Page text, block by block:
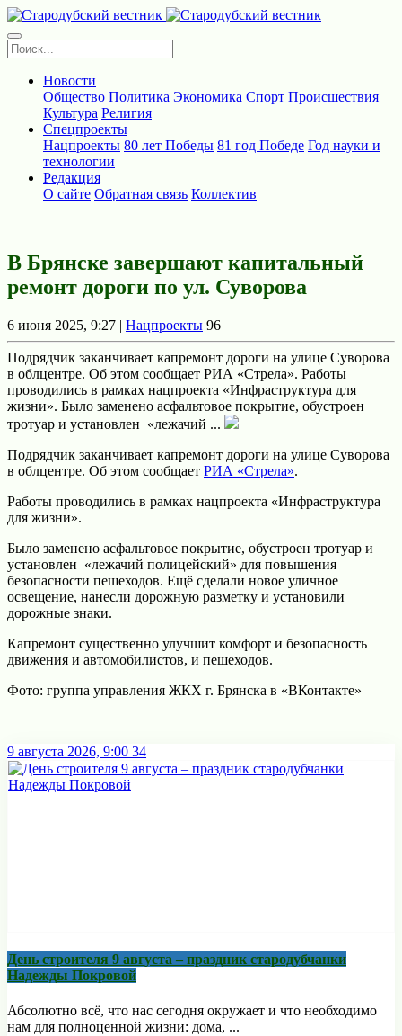
Новости
Общество Политика Экономика Спорт Происшествия
Культура Религия
Спецпроекты
Нацпроекты 80 лет Победы 81 год Победе Год науки и
технологии
Редакция
О сайте Обратная связь Коллектив
В Брянске завершают капитальный
ремонт дороги по ул. Суворова
6 июня 2025, 9:27 | Нацпроекты 96
Подрядчик заканчивает капремонт дороги на улице Суворова
в облцентре. Об этом сообщает РИА «Стрела». Работы
проводились в рамках нацпроекта «Инфраструктура для
жизни». Было заменено асфальтовое покрытие, обустроен
тротуар и установлен «лежачий ...
Подрядчик заканчивает капремонт дороги на улице Суворова
в облцентре. Об этом сообщает РИА «Стрела».
Работы проводились в рамках нацпроекта «Инфраструктура
для жизни».
Было заменено асфальтовое покрытие, обустроен тротуар и
установлен «лежачий полицейский» для повышения
безопасности пешеходов. Ещё сделали новое уличное
освещение, нанесли дорожную разметку и установили
дорожные знаки.
Капремонт существенно улучшит комфорт и безопасность
движения и автомобилистов, и пешеходов.
Фото: группа управления ЖКХ г. Брянска в «ВКонтакте»
9 августа 2026, 9:00 34
День строителя 9 августа – праздник стародубчанки
Надежды Покровой
Абсолютно всё, что нас сегодня окружает и что необходимо
нам для полноценной жизни: дома, ...